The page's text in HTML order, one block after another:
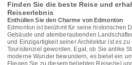
Finden Sie die beste Reise und
Reiseerlebnis
Enthüllen Sie den Charme von Edmonton
Edmonton ist berühmt für seine historischen
Gebäude und atemberaubenden
und Einzigartigkeit seiner Architektur ist es
Touristenziel geworden. Egal, ob Sie antike
moderne Wunder bewundern, es bietet ein
Fliegen Sie zu diesem beliebten Reiseziel